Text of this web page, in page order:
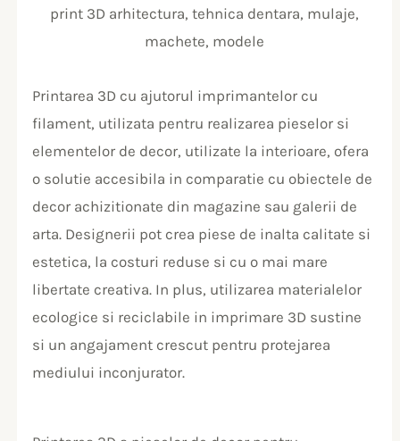
Printarea 3D cu ajutorul imprimantelor cu
filament, utilizata pentru realizarea pieselor si
elementelor de decor, utilizate la interioare, ofera
o solutie accesibila in comparatie cu obiectele de
decor achizitionate din magazine sau galerii de
arta. Designerii pot crea piese de inalta calitate si
estetica, la costuri reduse si cu o mai mare
libertate creativa. In plus, utilizarea materialelor
ecologice si reciclabile in imprimare 3D sustine
si un angajament crescut pentru protejarea
mediului inconjurator.